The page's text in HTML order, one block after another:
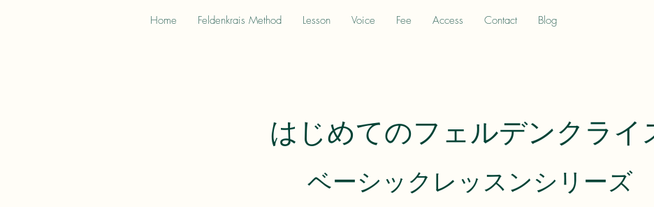
Home Feldenkrais Method Lesson Voice Fee Access Contact Blog
はじめてのフェルデンクライ
​ベーシックレッスンシリーズ